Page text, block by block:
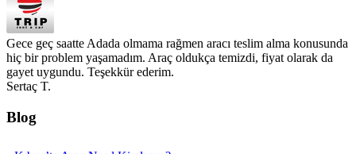
Gece geç saatte Adada olmama rağmen aracı teslim alma konusunda
hiç bir problem yaşamadım. Araç oldukça temizdi, fiyat olarak da
gayet uygundu. Teşekkür ederim.
Sertaç T.
Blog